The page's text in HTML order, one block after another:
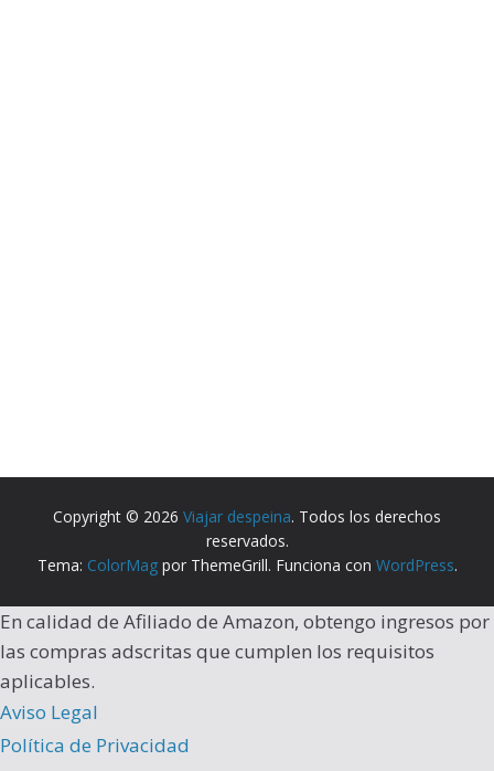
Copyright © 2026 Viajar despeina. Todos los derechos
reservados.
Tema: ColorMagpor ThemeGrill. Funciona con WordPress.
En calidad de Afiliado de Amazon, obtengo ingresos por
las compras adscritas que cumplen los requisitos
aplicables.
Aviso Legal
Política de Privacidad